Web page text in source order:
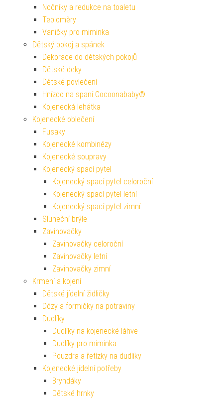
Nočníky a redukce na toaletu
Teploměry
Vaničky pro miminka
Dětský pokoj a spánek
Dekorace do dětských pokojů
Dětské deky
Dětské povlečení
Hnízdo na spaní Cocoonababy®
Kojenecká lehátka
Kojenecké oblečení
Fusaky
Kojenecké kombinézy
Kojenecké soupravy
Kojenecký spací pytel
Kojenecký spací pytel celoroční
Kojenecký spací pytel letní
Kojenecký spací pytel zimní
Sluneční brýle
Zavinovačky
Zavinovačky celoroční
Zavinovačky letní
Zavinovačky zimní
Krmení a kojení
Dětské jídelní židličky
Dózy a formičky na potraviny
Dudlíky
Dudlíky na kojenecké láhve
Dudlíky pro miminka
Pouzdra a řetízky na dudlíky
Kojenecké jídelní potřeby
Bryndáky
Dětské hrnky